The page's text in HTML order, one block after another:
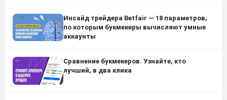
Инсайд трейдера Betfair — 18 параметров,
по которым букмекеры вычисляют умные
аккаунты
Сравнение букмекеров. Узнайте, кто
лучший, в два клика